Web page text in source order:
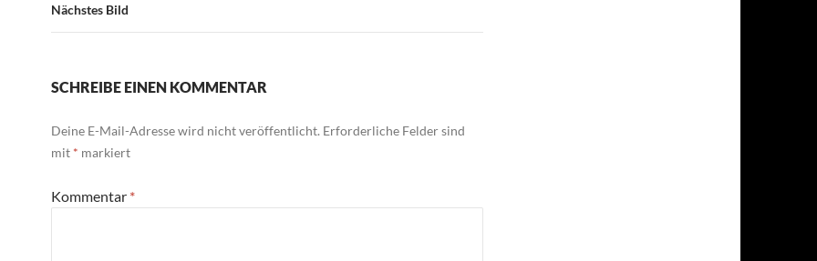
Nächstes Bild
SCHREIBE EINEN KOMMENTAR
Deine E-Mail-Adresse wird nicht veröffentlicht. Erforderliche Felder sind
mit * markiert
Kommentar *